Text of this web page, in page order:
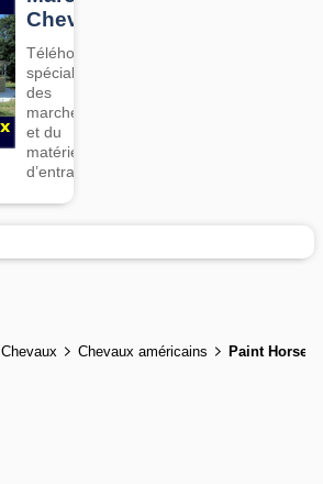
Chevaux
Téléhorse,
spécialiste
des
marcheurs
et du
matériel
d’entrainement
Chevaux Chevaux américains Paint Horse